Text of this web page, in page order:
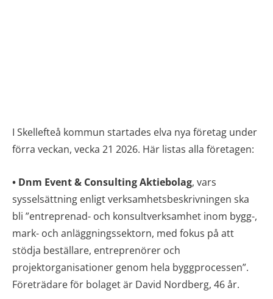
I Skellefteå kommun startades elva nya företag under
förra veckan, vecka 21 2026. Här listas alla företagen:
• Dnm Event & Consulting Aktiebolag, vars
sysselsättning enligt verksamhetsbeskrivningen ska
bli ”entreprenad- och konsultverksamhet inom bygg-,
mark- och anläggningssektorn, med fokus på att
stödja beställare, entreprenörer och
projektorganisationer genom hela byggprocessen”.
Företrädare för bolaget är David Nordberg, 46 år.